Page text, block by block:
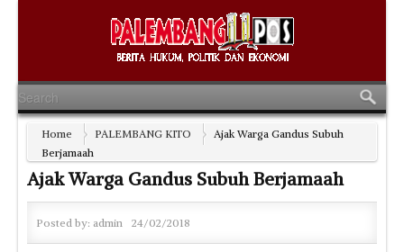
Home PALEMBANG KITO
Ajak Warga Gandus Subuh
Berjamaah
Ajak Warga Gandus Subuh Berjamaah
Posted by: admin 24/02/2018